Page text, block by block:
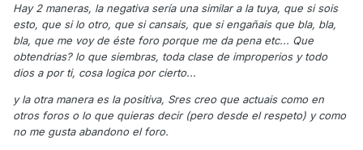
Hay 2 maneras, la negativa sería una similar a la tuya, que si sois
esto, que si lo otro, que si cansais, que si engañais que bla, bla,
bla, que me voy de éste foro porque me da pena etc... Que
obtendrias? lo que siembras, toda clase de improperios y todo
dios a por ti, cosa logica por cierto...
y la otra manera es la positiva, Sres creo que actuais como en
otros foros o lo que quieras decir (pero desde el respeto) y como
no me gusta abandono el foro.